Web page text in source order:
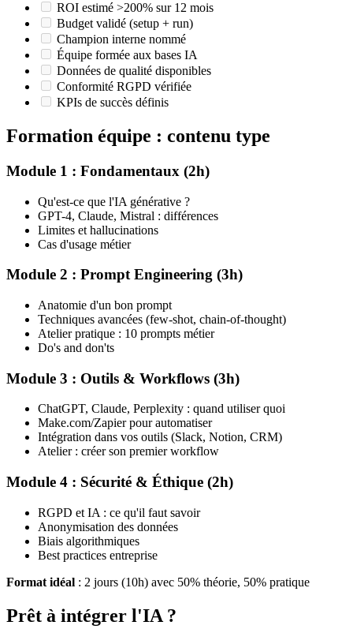
ROI estimé >200% sur 12 mois
Budget validé (setup + run)
Champion interne nommé
Équipe formée aux bases IA
Données de qualité disponibles
Conformité RGPD vérifiée
KPIs de succès définis
Formation équipe : contenu type
Module 1 : Fondamentaux (2h)
Qu'est-ce que l'IA générative ?
GPT-4, Claude, Mistral : différences
Limites et hallucinations
Cas d'usage métier
Module 2 : Prompt Engineering (3h)
Anatomie d'un bon prompt
Techniques avancées (few-shot, chain-of-thought)
Atelier pratique : 10 prompts métier
Do's and don'ts
Module 3 : Outils & Workflows (3h)
ChatGPT, Claude, Perplexity : quand utiliser quoi
Make.com/Zapier pour automatiser
Intégration dans vos outils (Slack, Notion, CRM)
Atelier : créer son premier workflow
Module 4 : Sécurité & Éthique (2h)
RGPD et IA : ce qu'il faut savoir
Anonymisation des données
Biais algorithmiques
Best practices entreprise
Format idéal : 2 jours (10h) avec 50% théorie, 50% pratique
Prêt à intégrer l'IA ?